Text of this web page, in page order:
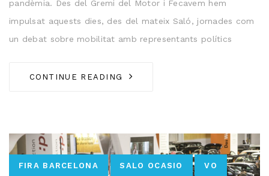
pandèmia. Des del Gremi del Motor i Fecavem hem
impulsat aquests dies, des del mateix Saló, jornades com
un debat sobre mobilitat amb representants polítics
CONTINUE READING
TagsFIRA BARCELONA SALO OCASIO VO